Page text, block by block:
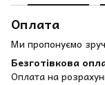
Оплата
Ми пропонуємо
Безготівкова
Оплата на